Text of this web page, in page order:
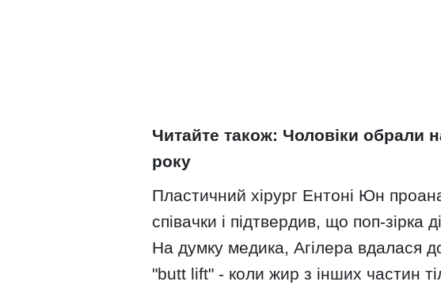
Читайте також: Чоловіки обрали
року
Пластичний хірург Ентоні Юн
співачки і підтвердив, що поп-зірка
На думку медика, Агілера вдалася
"butt lift" - коли жир з інших частин